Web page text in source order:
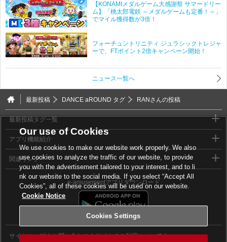
【KONAMIメダルゲーム大感謝祭 サマードリー
ム】「桃太郎電鉄 ～メダルゲームも定番！～」
でマイル獲得数が3倍！
フォーチュントリニティ ジュラシックトレジャ
ーで、FTポイント2倍キャンペーン開始！
ニュース一覧へ
最新投稿 DANCE aROUND タグ RANさんの投稿
最新投稿タグ一覧
アプリ機能紹介
関連リンク
e-amusementアプリダウンロード
サイトマップ お問い合わせ サイトのご利用について
Our use of Cookies
We use cookies to make our website work properly. We also
use cookies to analyze the traffic of our website, to provide
you with the advertisement tailored to your interest, and to li
nk our website to the social media. If you select “Accept All
Cookies”, all of these cookies will be used on our website.
Cookie Notice
Cookies Settings